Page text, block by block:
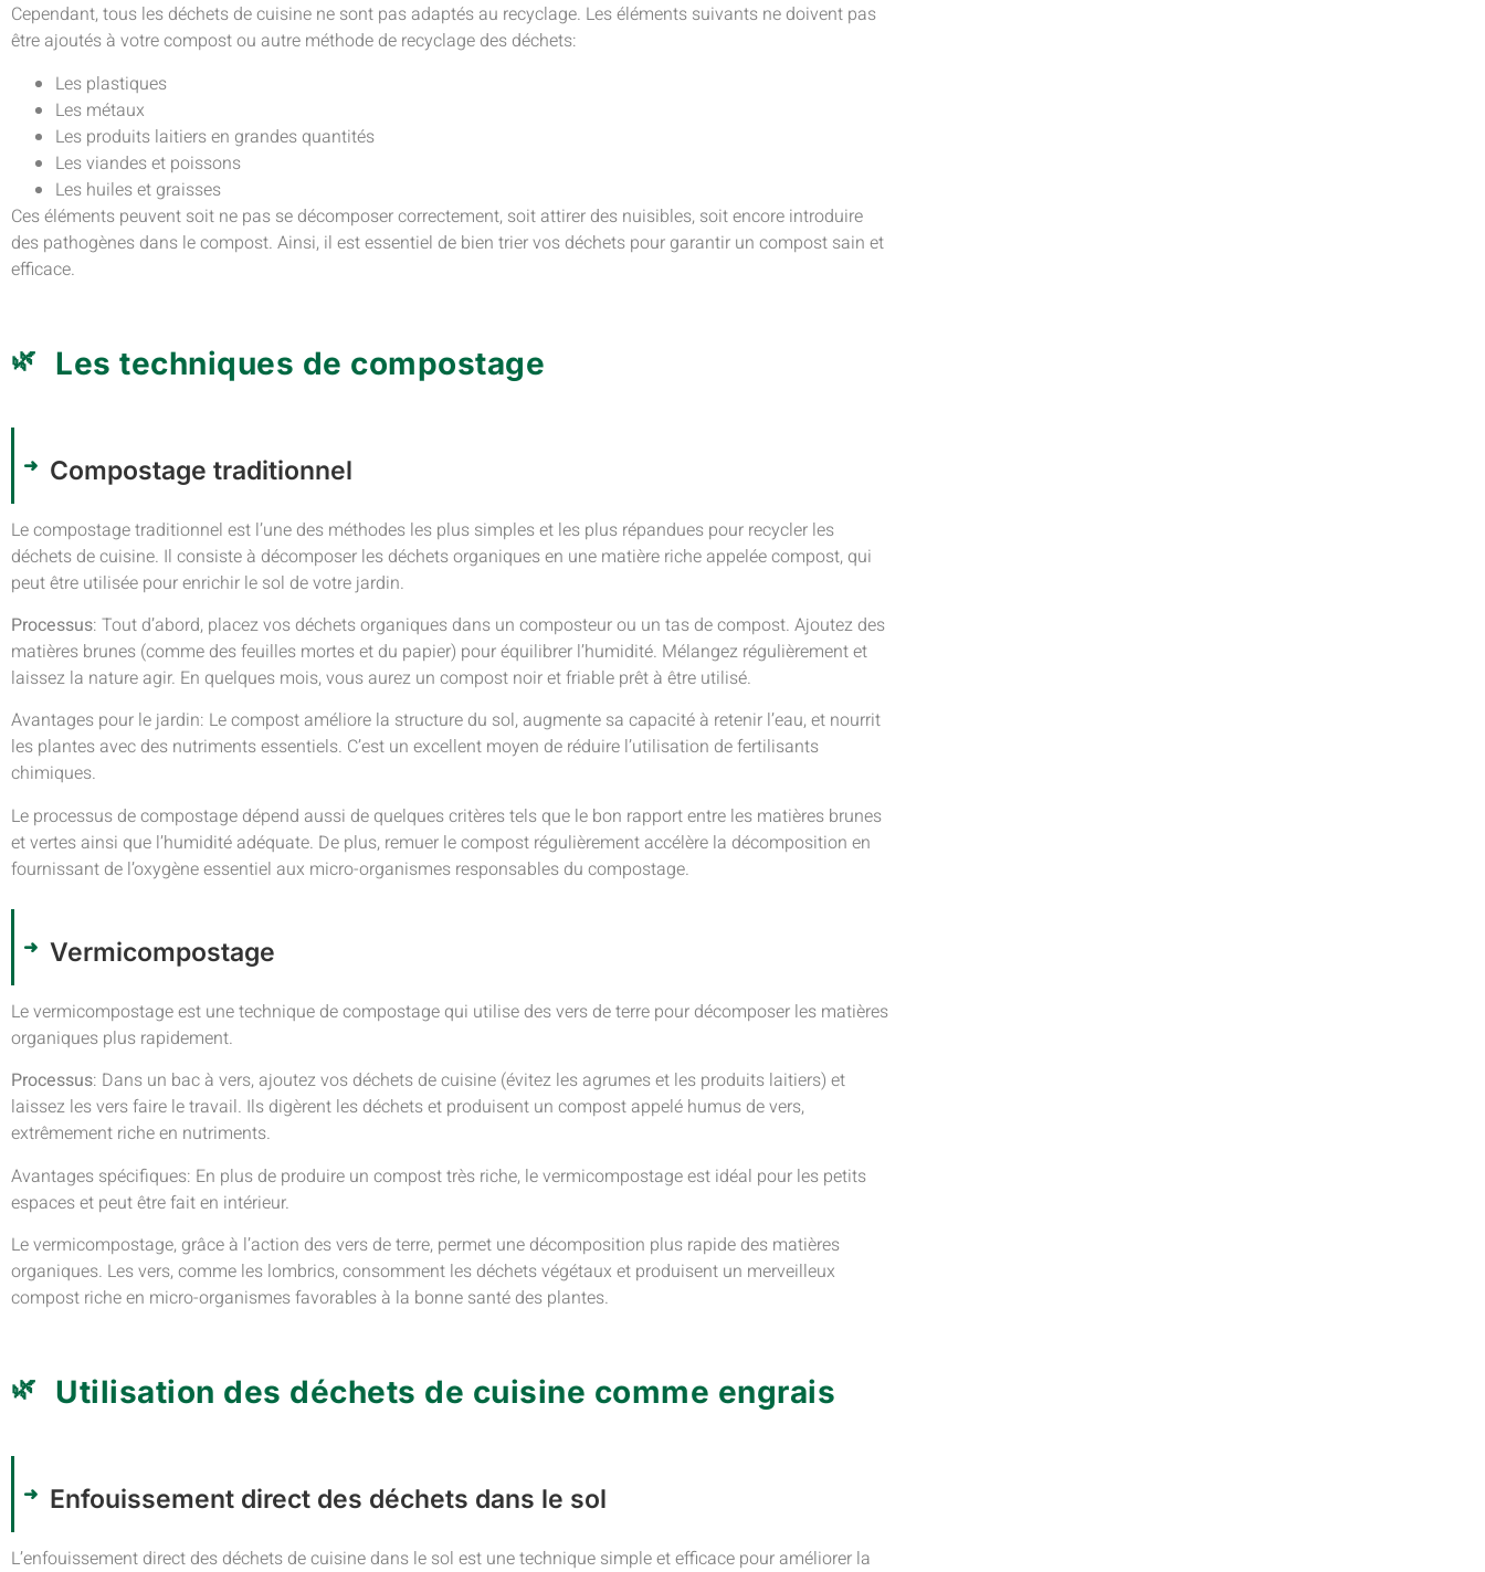
Cependant, tous les déchets de cuisine ne sont pas adaptés au recyclage. Les éléments suivants ne doivent pas
être ajoutés à votre compost ou autre méthode de recyclage des déchets:
Les plastiques
Les métaux
Les produits laitiers en grandes quantités
Les viandes et poissons
Les huiles et graisses
Ces éléments peuvent soit ne pas se décomposer correctement, soit attirer des nuisibles, soit encore introduire
des pathogènes dans le compost. Ainsi, il est essentiel de bien trier vos déchets pour garantir un compost sain et
efficace.
Les techniques de compostage
Compostage traditionnel
Le compostage traditionnel est l’une des méthodes les plus simples et les plus répandues pour recycler les
déchets de cuisine. Il consiste à décomposer les déchets organiques en une matière riche appelée compost, qui
peut être utilisée pour enrichir le sol de votre jardin.
Processus: Tout d’abord, placez vos déchets organiques dans un composteur ou un tas de compost. Ajoutez des
matières brunes (comme des feuilles mortes et du papier) pour équilibrer l’humidité. Mélangez régulièrement et
laissez la nature agir. En quelques mois, vous aurez un compost noir et friable prêt à être utilisé.
Avantages pour le jardin: Le compost améliore la structure du sol, augmente sa capacité à retenir l’eau, et nourrit
les plantes avec des nutriments essentiels. C’est un excellent moyen de réduire l’utilisation de fertilisants
chimiques.
Le processus de compostage dépend aussi de quelques critères tels que le bon rapport entre les matières brunes
et vertes ainsi que l’humidité adéquate. De plus, remuer le compost régulièrement accélère la décomposition en
fournissant de l’oxygène essentiel aux micro-organismes responsables du compostage.
Vermicompostage
Le vermicompostage est une technique de compostage qui utilise des vers de terre pour décomposer les matières
organiques plus rapidement.
Processus: Dans un bac à vers, ajoutez vos déchets de cuisine (évitez les agrumes et les produits laitiers) et
laissez les vers faire le travail. Ils digèrent les déchets et produisent un compost appelé humus de vers,
extrêmement riche en nutriments.
Avantages spécifiques: En plus de produire un compost très riche, le vermicompostage est idéal pour les petits
espaces et peut être fait en intérieur.
Le vermicompostage, grâce à l’action des vers de terre, permet une décomposition plus rapide des matières
organiques. Les vers, comme les lombrics, consomment les déchets végétaux et produisent un merveilleux
compost riche en micro-organismes favorables à la bonne santé des plantes.
Utilisation des déchets de cuisine comme engrais
Enfouissement direct des déchets dans le sol
L’enfouissement direct des déchets de cuisine dans le sol est une technique simple et efficace pour améliorer la